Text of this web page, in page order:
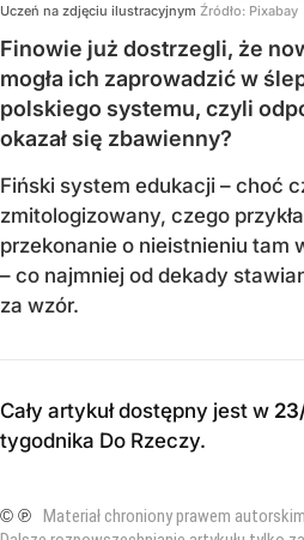
Uczeń na zdjęciu ilustracyjnym Źródło: Pixabay
Finowie już dostrzegli, że
mogła ich zaprowadzić w
polskiego systemu, czyli
okazał się zbawienny?
Fiński system edukacji – choć
zmitologizowany, czego
przekonanie o nieistnieniu tam
– co najmniej od dekady
za wzór.
Cały artykuł dostępny jest w
tygodnika Do Rzeczy.
© ℗ Materiał chroniony prawem